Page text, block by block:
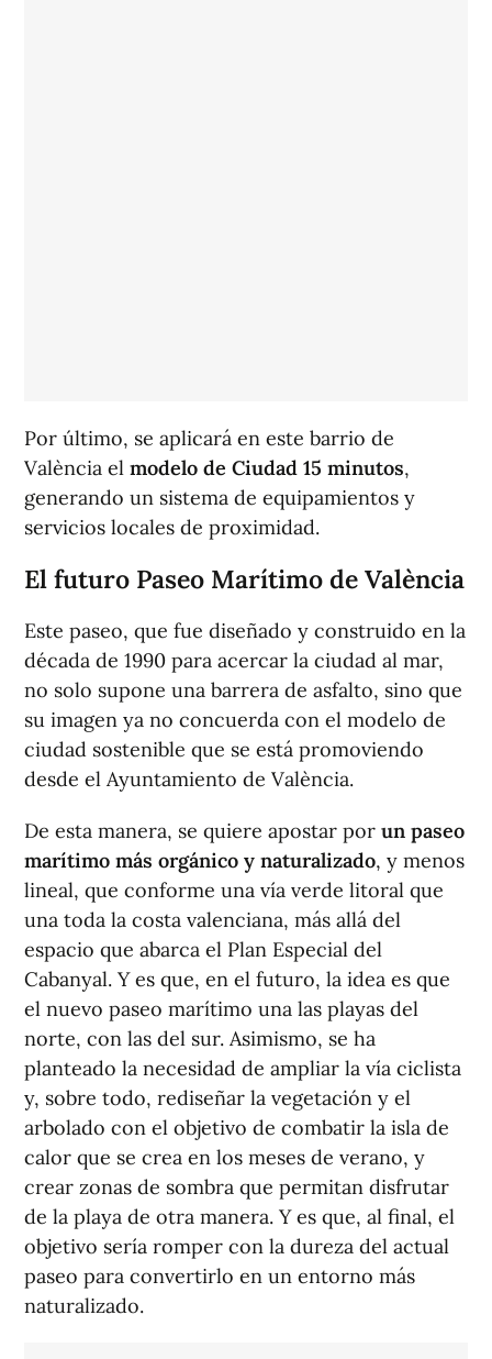
Por último, se aplicará en este barrio de
València el modelo de Ciudad 15 minutos,
generando un sistema de equipamientos y
servicios locales de proximidad.
El futuro Paseo Marítimo de València
Este paseo, que fue diseñado y construido en la
década de 1990 para acercar la ciudad al mar,
no solo supone una barrera de asfalto, sino que
su imagen ya no concuerda con el modelo de
ciudad sostenible que se está promoviendo
desde el Ayuntamiento de València.
De esta manera, se quiere apostar por un paseo
marítimo más orgánico y naturalizado, y menos
lineal, que conforme una vía verde litoral que
una toda la costa valenciana, más allá del
espacio que abarca el Plan Especial del
Cabanyal. Y es que, en el futuro, la idea es que
el nuevo paseo marítimo una las playas del
norte, con las del sur. Asimismo, se ha
planteado la necesidad de ampliar la vía ciclista
y, sobre todo, rediseñar la vegetación y el
arbolado con el objetivo de combatir la isla de
calor que se crea en los meses de verano, y
crear zonas de sombra que permitan disfrutar
de la playa de otra manera. Y es que, al final, el
objetivo sería romper con la dureza del actual
paseo para convertirlo en un entorno más
naturalizado.